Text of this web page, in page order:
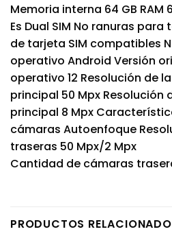
Memoria interna 64 GB RAM
Es Dual SIM No ranuras para
de tarjeta SIM compatibles
operativo Android Versión
operativo 12 Resolución de
principal 50 Mpx
principal 8 Mpx
cámaras Autoenfoque
traseras 50 Mpx/2 Mpx
Cantidad de cámaras
PRODUCTOS